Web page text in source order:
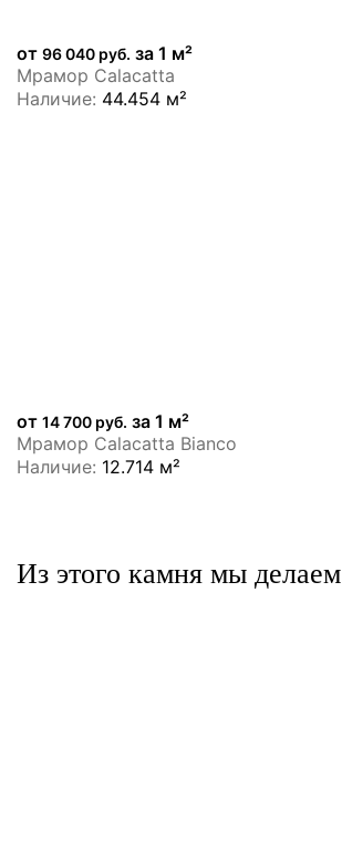
от 96 040 руб. за 1 м²
Мрамор Calacatta
Наличие: 44.454 м²
от 14 700 руб. за 1 м²
Мрамор Calacatta Bianco
Наличие: 12.714 м²
Из этого камня мы делаем